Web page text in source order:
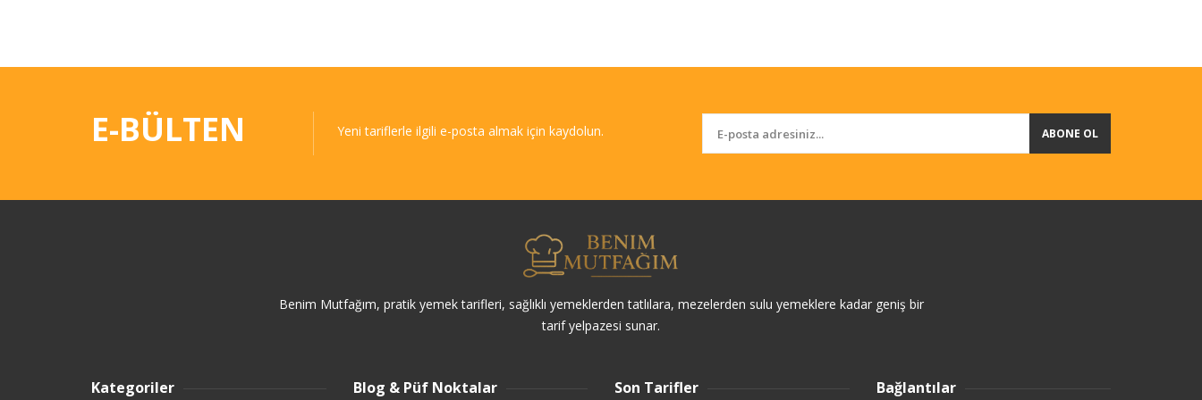
E-BÜLTEN Yeni tariflerle ilgili e-posta almak için kaydolun. ABONE OL
Benim Mutfağım, pratik yemek tarifleri, sağlıklı yemeklerden tatlılara, mezelerden sulu yemeklere kadar geniş bir
tarif yelpazesi sunar.
Kategoriler Blog & Püf Noktalar Son Tarifler Bağlantılar